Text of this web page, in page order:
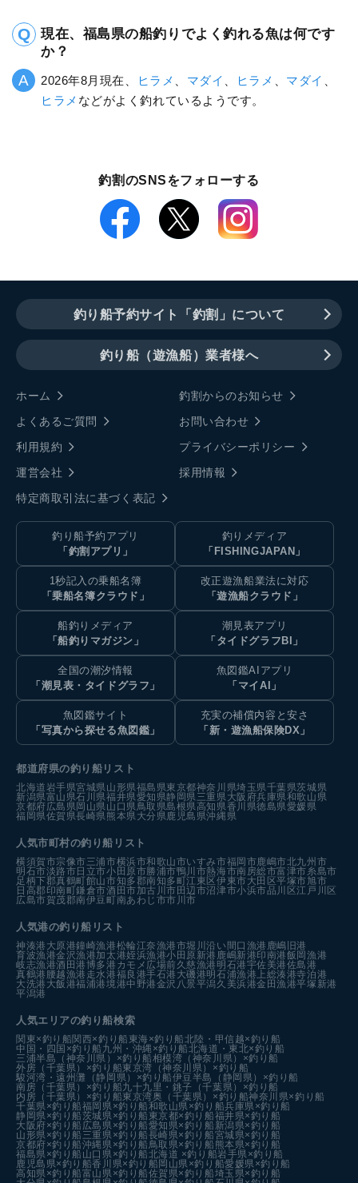
現在、福島県の船釣りでよく釣れる魚は何です
か？
2026年8月現在、 ヒラメ マダイ ヒラメ マダイ
ヒラメ などがよく釣れているようです。
釣割のSNSをフォローする
釣り船予約サイト「釣割」について
釣り船（遊漁船）業者様へ
ホーム
釣割からのお知らせ
よくあるご質問
お問い合わせ
利用規約
プライバシーポリシー
運営会社
採用情報
特定商取引法に基づく表記
釣り船予約アプリ
「釣割アプリ」
釣りメディア
「FISHINGJAPAN」
1秒記入の乗船名簿
「乗船名簿クラウド」
改正遊漁船業法に対応
「遊漁船クラウド」
船釣りメディア
「船釣りマガジン」
潮見表アプリ
「タイドグラフBI」
全国の潮汐情報
「潮見表・タイドグラフ」
魚図鑑AIアプリ
「マイAI」
魚図鑑サイト
「写真から探せる魚図鑑」
充実の補償内容と安さ
「新・遊漁船保険DX」
都道府県の釣り船リスト
北海道岩手県宮城県山形県福島県東京都神奈川県埼玉県千葉県茨城県
新潟県富山県石川県福井県愛知県静岡県三重県大阪府兵庫県和歌山県
京都府広島県岡山県山口県鳥取県島根県高知県香川県徳島県愛媛県
福岡県佐賀県長崎県熊本県大分県鹿児島県沖縄県
人気市町村の釣り船リスト
横須賀市宗像市三浦市横浜市和歌山市いすみ市福岡市鹿嶋市北九州市
明石市淡路市 日立市小田原市勝浦市鴨川市熱海市南房総市富津市糸島市
足柄下郡真鶴町館山市知多郡南知多町江東区伊東市大田区平塚市旭市
日高郡印南町鎌倉市酒田市加古川市 田辺市沼津市小浜市品川区江戸川区
広島市賀茂郡南伊豆町南あわじ市市川市
人気港の釣り船リスト
神湊港 大原港鐘崎漁港松輪江奈漁港市堀川沿い 間口漁港 鹿嶋旧港
育波漁港金沢漁港加太港姪浜漁港小田原新港 鹿嶋新港印南港飯岡漁港
岐志漁港酒田港博多港カモメ広場前久慈漁港 明石港宇佐美港佐島港
真鶴港 腰越漁港 走水港福良港手石港 大磯港明石浦漁港 上総湊港寺泊港
大洗港 大飯港福浦港境港中野港金沢八景平潟久美浜港金田漁港平塚新港
平潟港
人気エリアの釣り船検索
関東×釣り船関西×釣り船 東海×釣り船北陸・甲信越×釣り船
中国・四国×釣り船 九州・沖縄×釣り船北海道・東北×釣り船
三浦半島（神奈川県）×釣り船相模湾（神奈川県）×釣り船
外房（千葉県）×釣り船東京湾（神奈川県）×釣り船
駿河湾・遠州灘（静岡県）×釣り船伊豆半島（静岡県）×釣り船
南房（千葉県）×釣り船九十九里・銚子（千葉県）×釣り船
内房（千葉県）×釣り船東京湾奥（千葉県）×釣り船神奈川県×釣り船
千葉県×釣り船福岡県×釣り船和歌山県×釣り船兵庫県×釣り船
静岡県×釣り船茨城県×釣り船 東京都×釣り船福井県×釣り船
大阪府×釣り船 広島県×釣り船愛知県×釣り船 新潟県×釣り船
山形県×釣り船 三重県×釣り船長崎県×釣り船宮城県×釣り船
京都府×釣り船沖縄県×釣り船鳥取県×釣り船 熊本県×釣り船
福島県×釣り船 山口県×釣り船北海道 ×釣り船岩手県×釣り船
鹿児島県×釣り船香川県×釣り船 岡山県×釣り船愛媛県×釣り船
高知県×釣り船富山県×釣り船佐賀県×釣り船埼玉県×釣り船